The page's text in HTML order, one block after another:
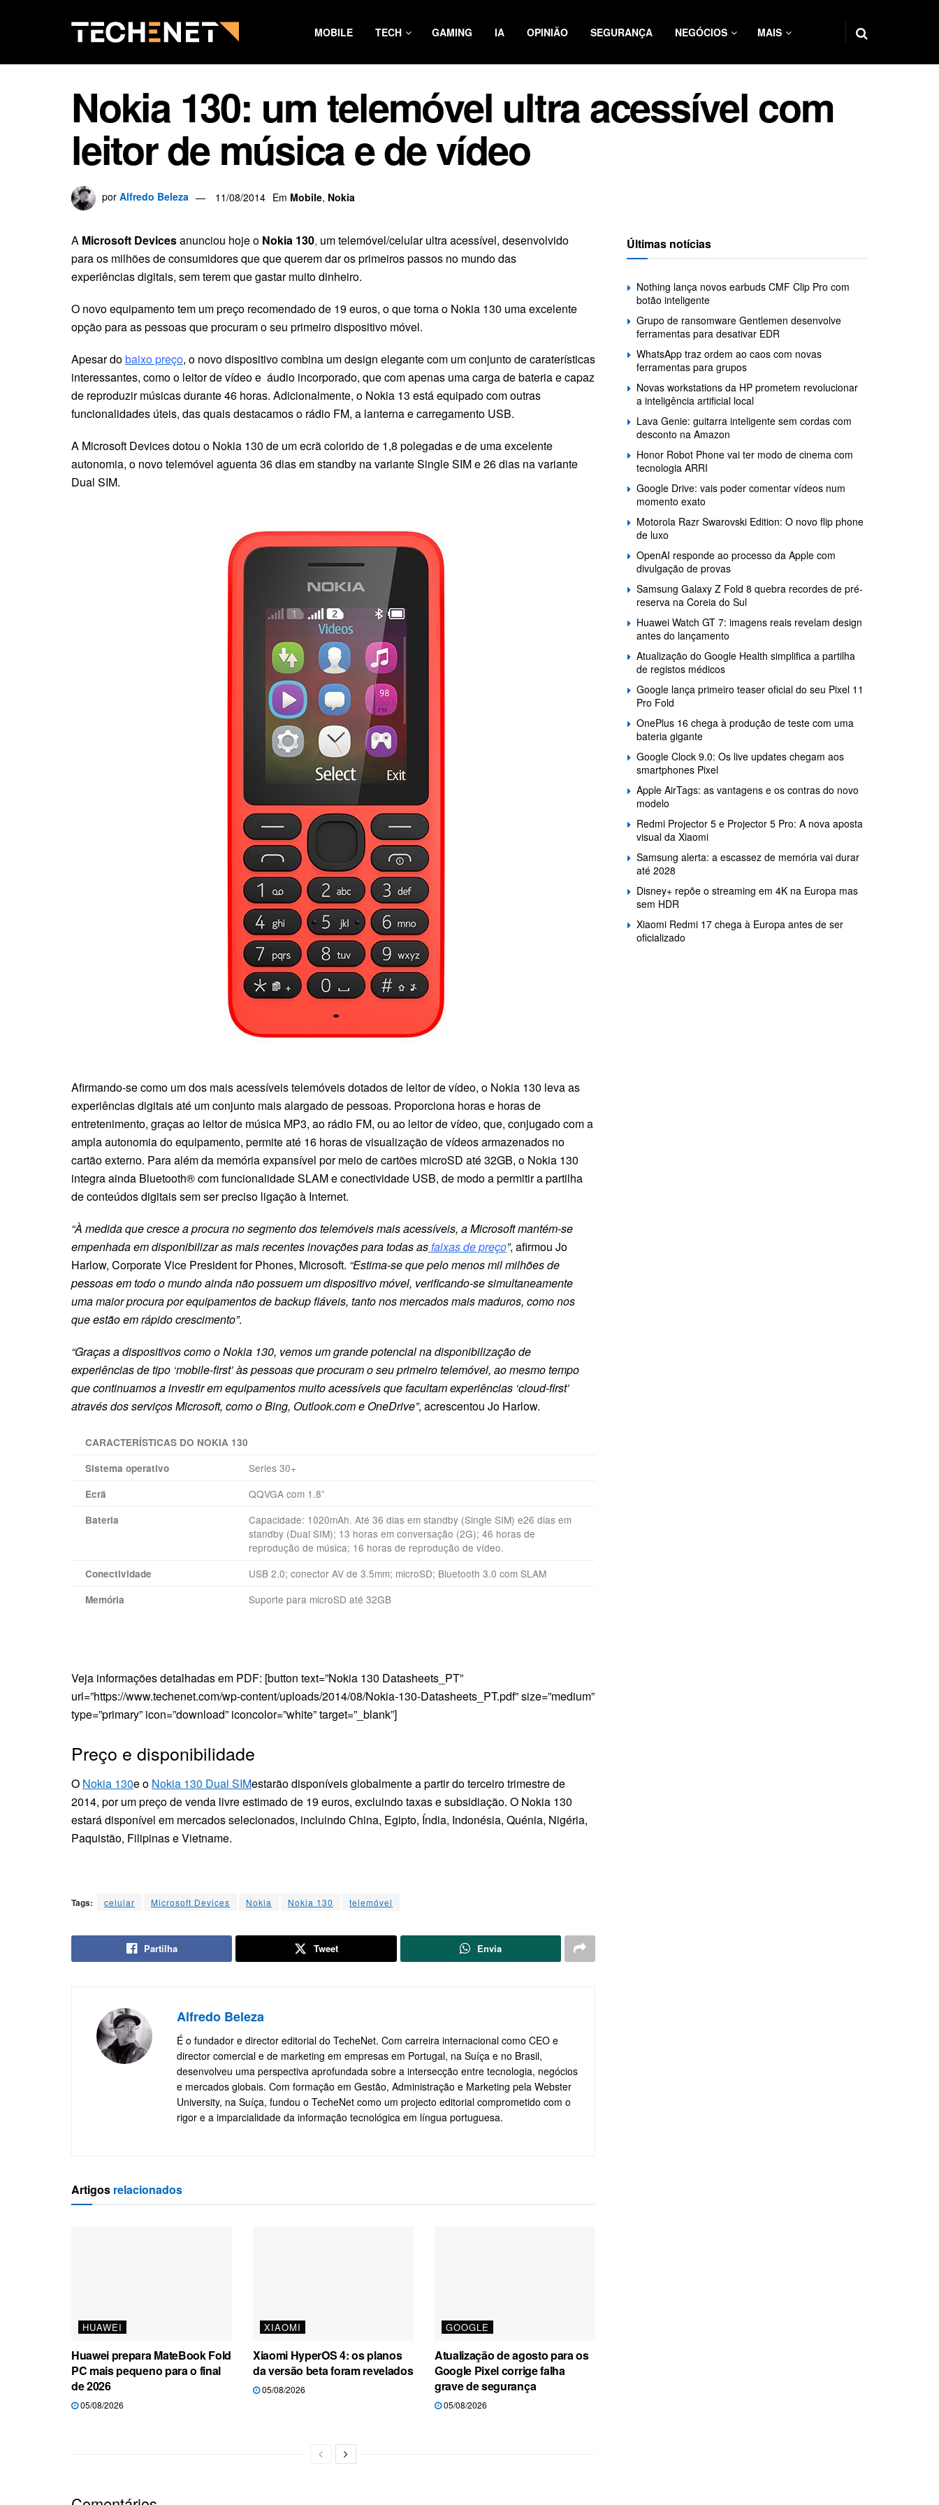
MOBILE TECH GAMING IA OPINIÃO SEGURANÇA NEGÓCIOS MAIS
Nokia 130: um telemóvel ultra acessível com
leitor de música e de vídeo
por Alfredo Beleza 11/08/2014 Em Mobile, Nokia
A Microsoft Devicesanunciou hoje o Nokia 130, um telemóvel/celular ultra acessível, desenvolvido
para os milhões de consumidores que que querem dar os primeiros passos no mundo das
experiências digitais, sem terem que gastar muito dinheiro.
O novo equipamento tem um preço recomendado de 19 euros, o que torna o Nokia 130 uma excelente
opção para as pessoas que procuram o seu primeiro dispositivo móvel.
Apesar dobaixo preço, o novo dispositivo combina um design elegante com um conjunto de caraterísticas
interessantes, como o leitor de vídeo e áudio incorporado, que com apenas uma carga de bateria e capaz
de reproduzir músicas durante 46 horas. Adicionalmente, o Nokia 13 está equipado com outras
funcionalidades úteis, das quais destacamos o rádio FM, a lanterna e carregamento USB.
A Microsoft Devices dotou o Nokia 130 de um ecrã colorido de 1,8 polegadas e de uma excelente
autonomia, o novo telemóvel aguenta 36 dias em standby na variante Single SIM e 26 dias na variante
Dual SIM.
Afirmando-se como um dos mais acessíveis telemóveis dotados de leitor de vídeo, o Nokia 130 leva as
experiências digitais até um conjunto mais alargado de pessoas. Proporciona horas e horas de
entretenimento, graças ao leitor de música MP3, ao rádio FM, ou ao leitor de vídeo, que, conjugado com a
ampla autonomia do equipamento, permite até 16 horas de visualização de vídeos armazenados no
cartão externo. Para além da memória expansível por meio de cartões microSD até 32GB, o Nokia 130
integra ainda Bluetooth® com funcionalidade SLAM e conectividade USB, de modo a permitir a partilha
de conteúdos digitais sem ser preciso ligação à Internet.
“À medida que cresce a procura no segmento dos telemóveis mais acessíveis, a Microsoft mantém-se
empenhada em disponibilizar as mais recentes inovações para todas asfaixas de preço”, afirmou Jo
Harlow, Corporate Vice President for Phones, Microsoft. “Estima-se que pelo menos mil milhões de
pessoas em todo o mundo ainda não possuem um dispositivo móvel, verificando-se simultaneamente
uma maior procura por equipamentos de backup fiáveis, tanto nos mercados mais maduros, como nos
que estão em rápido crescimento”.
“Graças a dispositivos como o Nokia 130, vemos um grande potencial na disponibilização de
experiências de tipo ‘mobile-first’ às pessoas que procuram o seu primeiro telemóvel, ao mesmo tempo
que continuamos a investir em equipamentos muito acessíveis que facultam experiências ‘cloud-first’
através dos serviços Microsoft, como o Bing, Outlook.com e OneDrive”, acrescentou Jo Harlow.
CARACTERÍSTICAS DO NOKIA 130
Sistema operativo
Series 30+
Ecrã QQVGA com 1.8”
Bateria
Capacidade: 1020mAh. Até 36 dias em standby (Single SIM) e26 dias em
standby (Dual SIM); 13 horas em conversação (2G); 46 horas de
reprodução de música; 16 horas de reprodução de vídeo.
Conectividade USB 2.0; conector AV de 3.5mm; microSD; Bluetooth 3.0 com SLAM
Memória Suporte para microSD até 32GB
Veja informações detalhadas em PDF: [button text=”Nokia 130 Datasheets_PT”
url=”https://www.techenet.com/wp-content/uploads/2014/08/Nokia-130-Datasheets_PT.pdf” size=”medium”
type=”primary” icon=”download” iconcolor=”white” target=”_blank”]
Preço e disponibilidade
O Nokia 130e o Nokia 130 Dual SIMestarão disponíveis globalmente a partir do terceiro trimestre de
2014, por um preço de venda livre estimado de 19 euros, excluindo taxas e subsidiação. O Nokia 130
estará disponível em mercados selecionados, incluindo China, Egipto, Índia, Indonésia, Quénia, Nigéria,
Paquistão, Filipinas e Vietname.
Tags: celular Microsoft Devices Nokia Nokia 130 telemóvel
Partilha Tweet Envia
Alfredo Beleza
É o fundador e director editorial do TecheNet. Com carreira internacional como CEO e
director comercial e de marketing em empresas em Portugal, na Suíça e no Brasil,
desenvolveu uma perspectiva aprofundada sobre a intersecção entre tecnologia, negócios
e mercados globais. Com formação em Gestão, Administração e Marketing pela Webster
University, na Suíça, fundou o TecheNet como um projecto editorial comprometido com o
rigor e a imparcialidade da informação tecnológica em língua portuguesa.
Artigos relacionados
HUAWEI
Huawei prepara MateBook Fold
PC mais pequeno para o final
de 2026
05/08/2026
XIAOMI
Xiaomi HyperOS 4: os planos
da versão beta foram revelados
05/08/2026
GOOGLE
Atualização de agosto para os
Google Pixel corrige falha
grave de segurança
05/08/2026
Últimas notícias
Nothing lança novos earbuds CMF Clip Pro com
botão inteligente
Grupo de ransomware Gentlemen desenvolve
ferramentas para desativar EDR
WhatsApp traz ordem ao caos com novas
ferramentas para grupos
Novas workstations da HP prometem revolucionar
a inteligência artificial local
Lava Genie: guitarra inteligente sem cordas com
desconto na Amazon
Honor Robot Phone vai ter modo de cinema com
tecnologia ARRI
Google Drive: vais poder comentar vídeos num
momento exato
Motorola Razr Swarovski Edition: O novo flip phone
de luxo
OpenAI responde ao processo da Apple com
divulgação de provas
Samsung Galaxy Z Fold 8 quebra recordes de pré-
reserva na Coreia do Sul
Huawei Watch GT 7: imagens reais revelam design
antes do lançamento
Atualização do Google Health simplifica a partilha
de registos médicos
Google lança primeiro teaser oficial do seu Pixel 11
Pro Fold
OnePlus 16 chega à produção de teste com uma
bateria gigante
Google Clock 9.0: Os live updates chegam aos
smartphones Pixel
Apple AirTags: as vantagens e os contras do novo
modelo
Redmi Projector 5 e Projector 5 Pro: A nova aposta
visual da Xiaomi
Samsung alerta: a escassez de memória vai durar
até 2028
Disney+ repõe o streaming em 4K na Europa mas
sem HDR
Xiaomi Redmi 17 chega à Europa antes de ser
oficializado